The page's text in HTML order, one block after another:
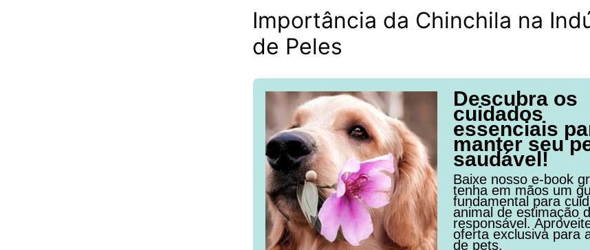
Importância da Chinchila na
de Peles
Descubra os
cuidados
essenciais
manter seu
saudável!
Baixe nosso e-book
tenha em mãos um
fundamental para
animal de estimação
responsável.
oferta exclusiva para
de pets.